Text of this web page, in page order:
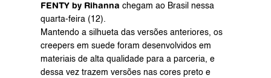
FENTY by Rihanna chegam ao Brasil nessa
quarta-feira (12).
Mantendo a silhueta das versões anteriores, os
creepers em suede foram desenvolvidos em
materiais de alta qualidade para a parceria, e
dessa vez trazem versões nas cores preto e